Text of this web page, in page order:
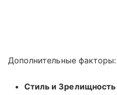
Дополнительные факторы:
Стиль и